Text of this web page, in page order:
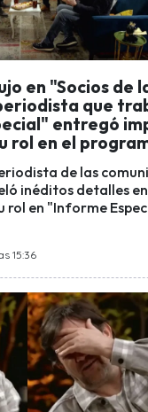
en "Socios de
que
entregó
rol en el
de las
inéditos detalles
rol en "Informe
15:36